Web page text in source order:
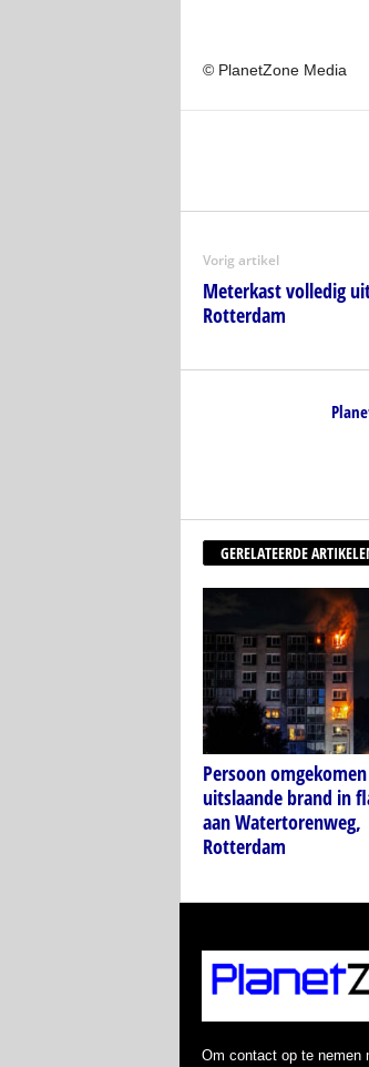
© PlanetZone Media
Vorig artikel
Meterkast volledig
Rotterdam
GERELATEERDE
Persoon
uitslaande brand in
aan Watertorenweg,
Rotterdam
Om contact op te nemen